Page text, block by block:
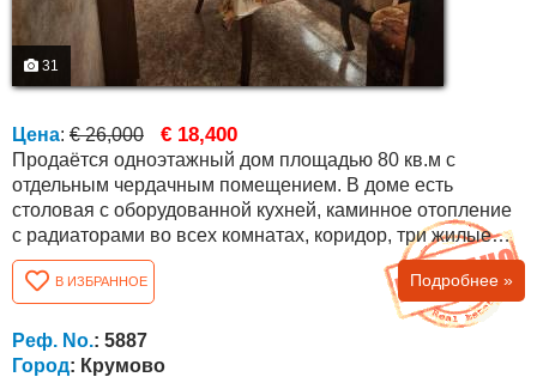
31
Цена: € 26,000 € 18,400
Продаётся одноэтажный дом площадью 80 кв.м с
отдельным чердачным помещением. В доме есть
столовая с оборудованной кухней, каминное отопление
с радиаторами во всех комнатах, коридор, три жилые
комнаты и полностью отремонтированная ванная
комната с туалетом, подключённая к центральной
канализации. Между жилым этажом и чердаком —
бетонная плита, что обеспечивает прочность
конструкции и позволяет использовать чердак для...
В ИЗБРАННОЕ Подробнее »
Реф. No.: 5887
Город: Крумово